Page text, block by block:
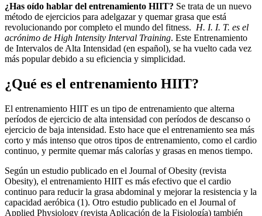
¿Has oído hablar del entrenamiento HIIT? Se trata de un nuevo
método de ejercicios para adelgazar y quemar grasa que está
revolucionando por completo el mundo del fitness. H. I. I. T. es el
acrónimo de High Intensity Interval Training. Este Entrenamiento
de Intervalos de Alta Intensidad (en español), se ha vuelto cada vez
más popular debido a su eficiencia y simplicidad.
¿Qué es el entrenamiento HIIT?
El entrenamiento HIIT es un tipo de entrenamiento que alterna
períodos de ejercicio de alta intensidad con períodos de descanso o
ejercicio de baja intensidad. Esto hace que el entrenamiento sea más
corto y más intenso que otros tipos de entrenamiento, como el cardio
continuo, y permite quemar más calorías y grasas en menos tiempo.
Según un estudio publicado en el Journal of Obesity (revista
Obesity), el entrenamiento HIIT es más efectivo que el cardio
continuo para reducir la grasa abdominal y mejorar la resistencia y la
capacidad aeróbica (1). Otro estudio publicado en el Journal of
Applied Physiology (revista Aplicación de la Fisiología) también